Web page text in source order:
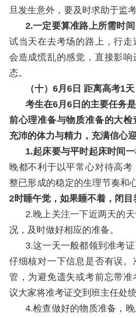
旦发生意外，要及时求助于监
2.一定要算准路上所需时间
试当天在去考场的路上，行走
会造成慌乱的感觉，直接影
态。
（十）6月6日 距离高考1天
考生在6月6日的主要任务
前心理准备与物质准备的大检
充沛的体力与精力，充满信心
1.起床要与平时起床时间一
晚都不利于以平常心对待高考
整已形成的稳定的生理节奏和
2时睡午觉，如果睡不着，闭目
2.晚上关注一下近两天的
况，及时做好相应的准备。
3.这一天一般都领到准考
仔细核对一下信息是否有误
管，为避免遗失或考前忘带
议大家将准考证交到班主任处统
4.检查做好的物质准备，